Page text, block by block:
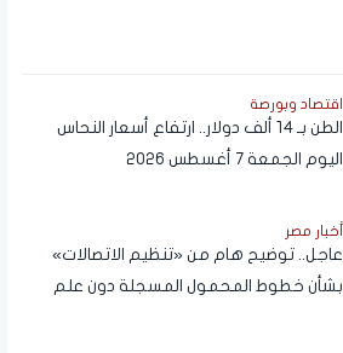
اقتصاد وبورصة
الطن بـ 14 ألف دولار.. ارتفاع أسعار النحاس
اليوم الجمعة 7 أغسطس 2026
أخبار مصر
عاجل.. توضيح هام من «تنظيم الاتصالات»
بشأن خطوط المحمول المسجلة دون علم